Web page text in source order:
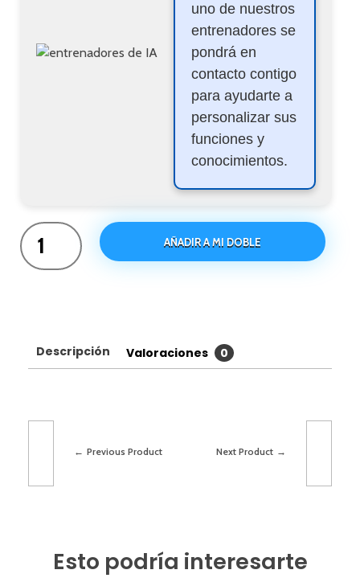
uno de nuestros
entrenadores se
pondrá en
contacto contigo
para ayudarte a
personalizar sus
funciones y
conocimientos.
AÑADIR A MI DOBLE
Descripción Valoraciones 0
Previous Product Next Product
Esto podría interesarte